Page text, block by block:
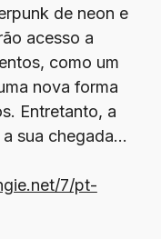
de neon e
acesso a
como um
nova forma
Entretanto, a
sua chegada…
7/pt-